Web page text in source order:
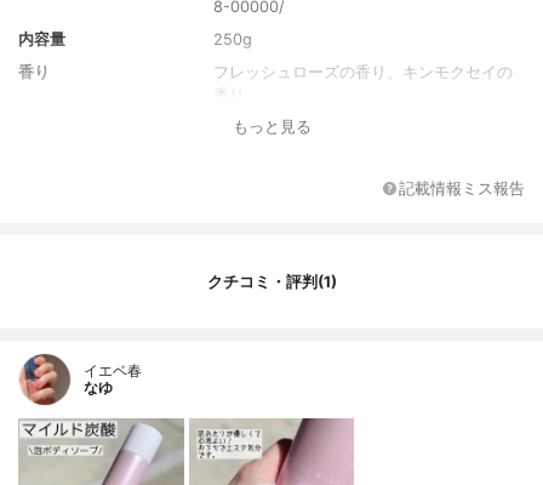
8-00000/
内容量
250g
香り
フレッシュローズの香り、キンモクセイの
香り
水、ＰＥＧ-８、グリセリン、ＬＰＧ、ステ
ミドプロピルベタイン、ココイルメチルタ
チン酸２Ｋ、アラントイン、加水分解コン
ス、アルギニン、ＢＧ、ポリアクリル酸Ｎ
ａ、塩化Ｎａ、クエン酸、クエン酸Ｎａ、
酸化銀、水酸化Ｋ、乳酸、乳酸Ｎａ、フィ
もっと見る
記載情報ミス報告
クチコミ・評判(1)
イエベ春
なゆ